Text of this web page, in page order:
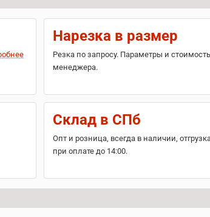
Нарезка в размер
Резка по запросу. Параметры и стоимость
менеджера.
Склад в СПб
Опт и розница, всегда в наличии,
при оплате до 14:00.